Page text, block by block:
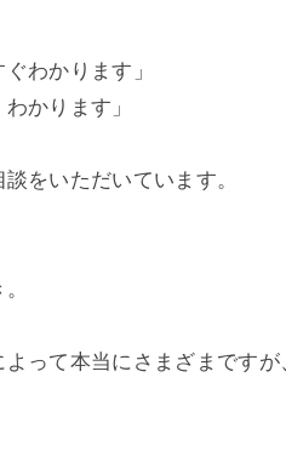
わかります」
かります」
をいただいています。
って本当にさまざまですが